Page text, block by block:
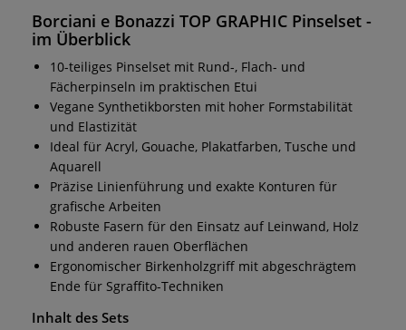
Borciani e Bonazzi TOP GRAPHIC Pinselset -
im Überblick
10-teiliges Pinselset mit Rund-, Flach- und
Fächerpinseln im praktischen Etui
Vegane Synthetikborsten mit hoher Formstabilität
und Elastizität
Ideal für Acryl, Gouache, Plakatfarben, Tusche und
Aquarell
Präzise Linienführung und exakte Konturen für
grafische Arbeiten
Robuste Fasern für den Einsatz auf Leinwand, Holz
und anderen rauen Oberflächen
Ergonomischer Birkenholzgriff mit abgeschrägtem
Ende für Sgraffito-Techniken
Inhalt des Sets